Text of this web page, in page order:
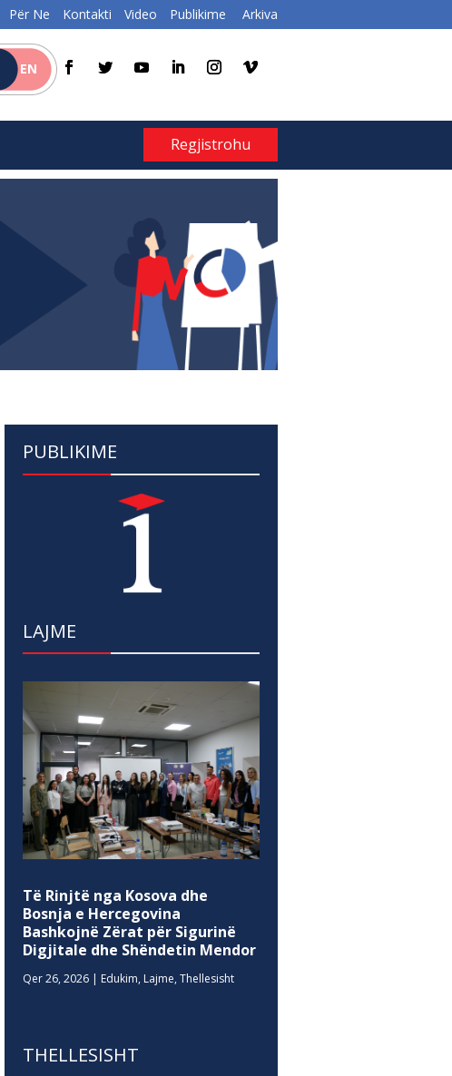
Për Ne Kontakti Video Publikime Arkiva
EN
Regjistrohu
PUBLIKIME
LAJME
Të Rinjtë nga Kosova dhe
Bosnja e Hercegovina
Bashkojnë Zërat për Sigurinë
Digjitale dhe Shëndetin Mendor
Qer 26, 2026 | Edukim, Lajme,Thellesisht
THELLESISHT